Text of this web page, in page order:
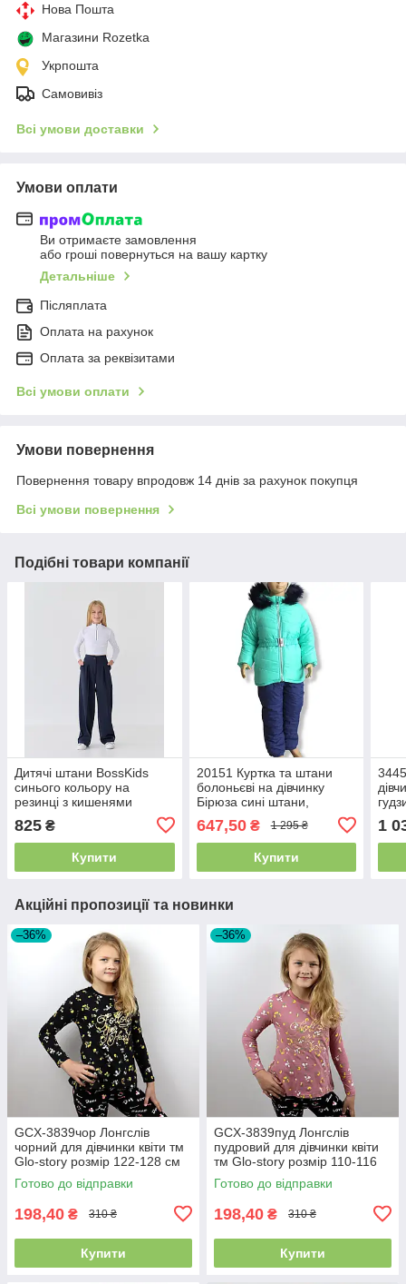
Нова Пошта
Магазини Rozetka
Укрпошта
Самовивіз
Всі умови доставки
Умови оплати
Ви отримаєте замовлення
або гроші повернуться на вашу картку
Детальніше
Післяплата
Оплата на рахунок
Оплата за реквізитами
Всі умови оплати
Умови повернення
Повернення товару впродовж 14 днів за рахунок покупця
Всі умови повернення
Подібні товари компанії
Дитячі штани BossKids
синього кольору на
резинці з кишенями
825 ₴
Купити
20151 Куртка та штани
болоньєві на дівчинку
Бірюза сині штани,
комплект зимовий розмір
98 см
647,50₴ 1 295 ₴
Купити
1
Акційні пропозиції та новинки
–36%
GCX-3839чор Лонгслів
чорний для дівчинки квіти тм
Glo-story розмір 122-128 см
Готово до відправки
198,40 ₴ 310 ₴
Купити
–36%
GCX-3839пуд Лонгслів
пудровий для дівчинки квіти
тм Glo-story розмір 110-116
см
Готово до відправки
198,40 ₴ 310 ₴
Купити